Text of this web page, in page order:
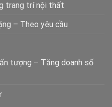
trang trí nội thất
– Theo yêu cầu
tượng – Tăng doanh số